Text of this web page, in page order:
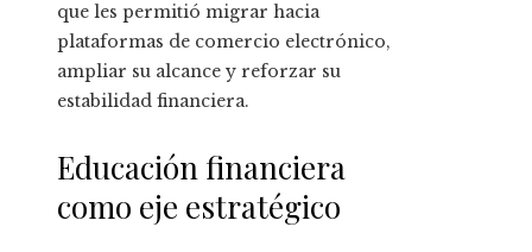
que les permitió migrar hacia
plataformas de comercio electrónico,
ampliar su alcance y reforzar su
estabilidad financiera.
Educación financiera
como eje estratégico